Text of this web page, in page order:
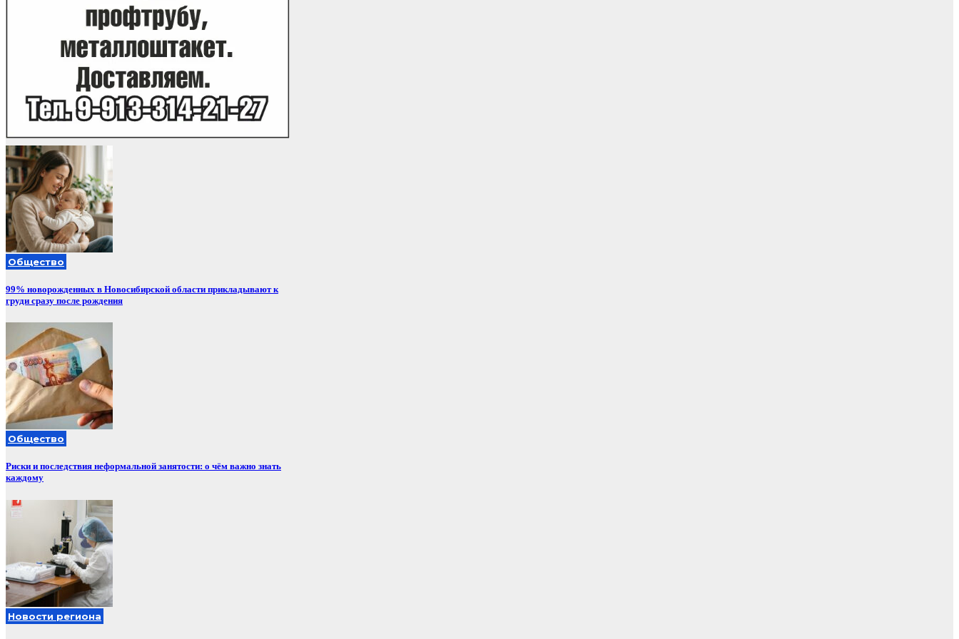
Общество
99% новорожденных в Новосибирской области прикладывают к
груди сразу после рождения
Общество
Риски и последствия неформальной занятости: о чём важно знать
каждому
Новости региона